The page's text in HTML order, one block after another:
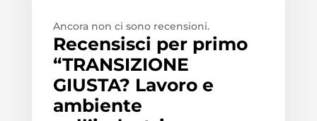
Ancora non ci sono recensioni.
Recensisci per primo
“TRANSIZIONE
GIUSTA? Lavoro e
ambiente